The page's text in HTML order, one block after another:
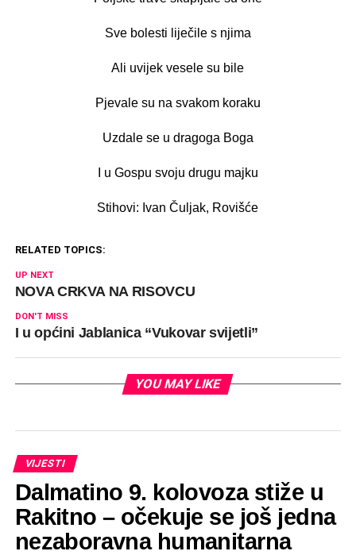
Sve bolesti liječile s njima
Ali uvijek vesele su bile
Pjevale su na svakom koraku
Uzdale se u dragoga Boga
I u Gospu svoju drugu majku
Stihovi: Ivan Čuljak, Rovišće
RELATED TOPICS:
UP NEXT
NOVA CRKVA NA RISOVCU
DON'T MISS
I u općini Jablanica “Vukovar svijetli”
YOU MAY LIKE
VIJESTI
Dalmatino 9. kolovoza stiže u
Rakitno – očekuje se još jedna
nezaboravna humanitarna